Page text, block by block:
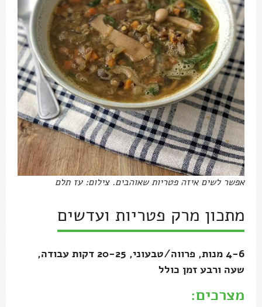
אפשר לשים איזה פטריות שאוהבים. צילום: עז תלם
מתכון מרק פטריות ועדשים
4-6 מנות, פרווה/טבעוני, 20-25 דקות עבודה,
שעה ורבע זמן כולל
מצרכים: